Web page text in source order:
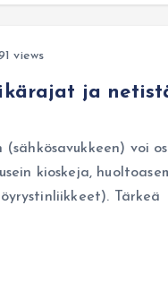
views
ja
(sähkösavukkeen) voi
kioskeja,
Tärkeä